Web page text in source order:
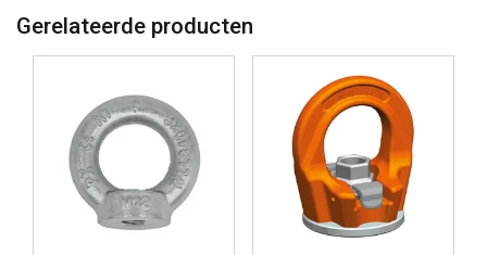
Gerelateerde producten
Strikt
noodzakelijk
Prestatie
Functioneel Niet-geclassificeerd
ALLES ACCEPTEREN